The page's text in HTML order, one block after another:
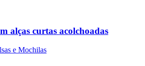
alças curtas acolchoadas
e Mochilas